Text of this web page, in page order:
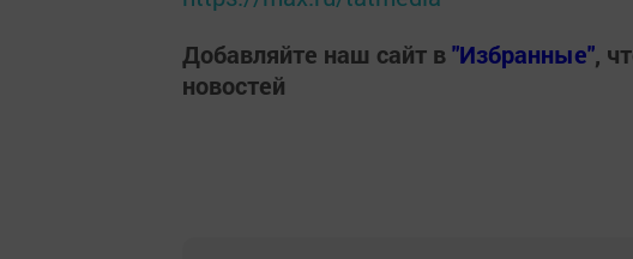
Добавляйте наш сайт в"Избранные",
новостей